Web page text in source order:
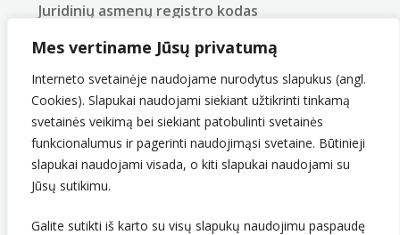
Mes vertiname Jūsų privatumą
Interneto svetainėje naudojame nurodytus slapukus (angl.
Cookies). Slapukai naudojami siekiant užtikrinti tinkamą
svetainės veikimą bei siekiant patobulinti svetainės
funkcionalumus ir pagerinti naudojimąsi svetaine. Būtinieji
slapukai naudojami visada, o kiti slapukai naudojami su
Jūsų sutikimu.
Galite sutikti iš karto su visų slapukų naudojimu paspaudę
Juridinių asmenų registro kodas
PVM mokėtojo kodas
LT907432416